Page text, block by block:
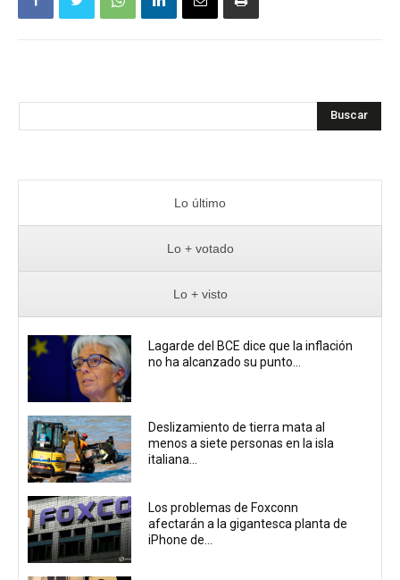
Buscar
Lo último
Lo + votado
Lo + visto
Lagarde del BCE dice que la inflación
no ha alcanzado su punto...
Deslizamiento de tierra mata al
menos a siete personas en la isla
italiana...
Los problemas de Foxconn
afectarán a la gigantesca planta de
iPhone de...